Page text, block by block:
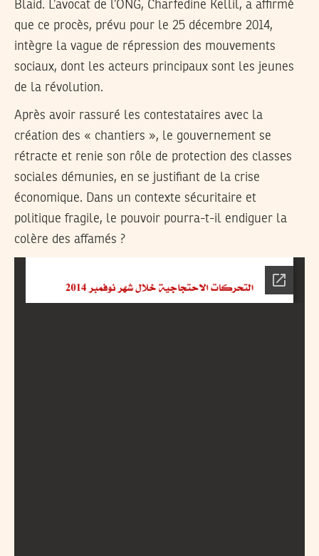
Blaid. L’avocat de l’ONG, Charfedine Kellil, a affirmé
que ce procès, prévu pour le 25 décembre 2014,
intègre la vague de répression des mouvements
sociaux, dont les acteurs principaux sont les jeunes
de la révolution.
Après avoir rassuré les contestataires avec la
création des « chantiers », le gouvernement se
rétracte et renie son rôle de protection des classes
sociales démunies, en se justifiant de la crise
économique. Dans un contexte sécuritaire et
politique fragile, le pouvoir pourra-t-il endiguer la
colère des affamés ?